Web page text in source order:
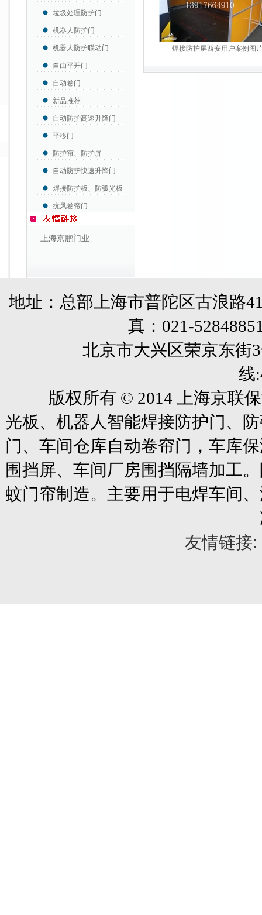
垃圾处理防护门
机器人防护门
机器人防护联动门
自由平开门
自动卷门
新品推荐
自动防护高速升降门
平移门
防护帘、防护屏
自动防护快速升降门
焊接防护板、防弧光板
抗风卷帘门
上海京鹏门业
焊接防护屏西安用户案例图
地址：总部上海市普陀区古浪路
真： 021-
北京市大兴区荣京东街3
线
版权所有 © 2014 上海京联
光板、机器人智能焊接防护门、
门、车间仓库自动卷帘门 ，车库
围挡屏、车间厂房围挡隔墙加工
蚊门帘制造。主要用于电焊车间
友情链接: